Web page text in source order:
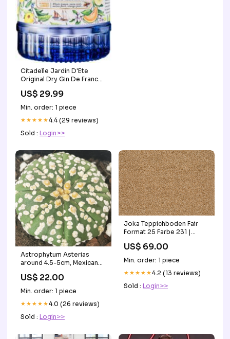
Citadelle Jardin D'Ete
Original Dry Gin De France
US$ 29.99
Min. order: 1 piece
★★★★★4.4 (29 reviews)
Sold : Login>>
Astrophytum Asterias
around 4.5-5cm, Mexican
Plants Style:#B
US$ 22.00
Min. order: 1 piece
★★★★★4.0 (26 reviews)
Sold : Login>>
Joka Teppichboden Fair
Format 25 Farbe 231 |
US$ 69.00
Min. order: 1 piece
★★★★★4.2 (13 reviews)
Sold : Login>>